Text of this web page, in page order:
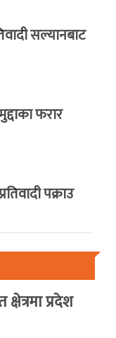
सल्यानबाट
फरार
पक्राउ
प्रदेश